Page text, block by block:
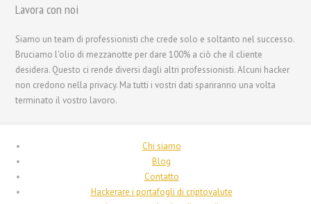
Lavora con noi
Siamo un team di professionisti che crede solo e soltanto nel successo.
Bruciamo l'olio di mezzanotte per dare 100% a ciò che il cliente
desidera. Questo ci rende diversi dagli altri professionisti. Alcuni hacker
non credono nella privacy. Ma tutti i vostri dati spariranno una volta
terminato il vostro lavoro.
Chi siamo
Blog
Contatto
Hackerare i portafogli di criptovalute
Español
فارسی
Français du Canada
Français de Belgique